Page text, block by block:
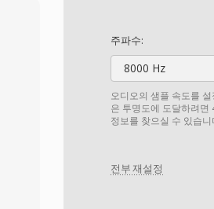
주파수:
8000 Hz
오디오의 샘플 속도를
은 투명도에 도달하려면
정보를 찾으실 수 있습니
전부 재설정